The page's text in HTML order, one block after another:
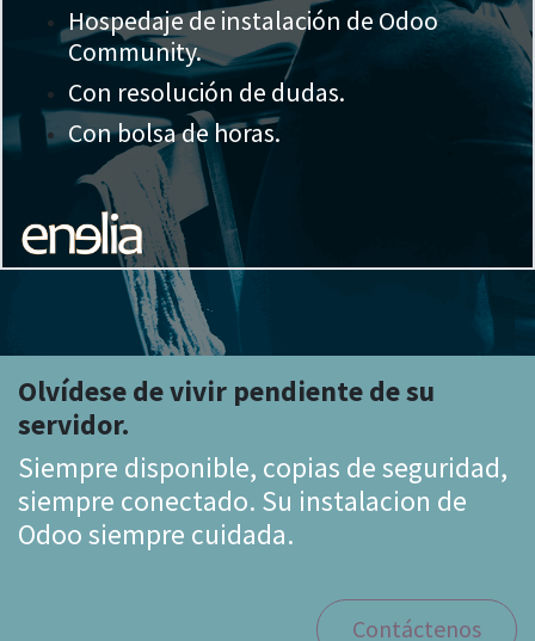
Hospedaje de instalación de Odoo
Community.
Con resolución de dudas.
Con bolsa de horas.
Olvídese de vivir pendiente de su
servidor.
Siempre disponible, copias de seguridad,
siempre conectado. Su instalacion de
Odoo siempre cuidada.
Contáctenos